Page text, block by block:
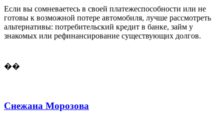
Если вы сомневаетесь в своей платежеспособности или не
готовы к возможной потере автомобиля, лучше рассмотреть
альтернативы: потребительский кредит в банке, займ у
знакомых или рефинансирование существующих долгов.
��
Снежана Морозова